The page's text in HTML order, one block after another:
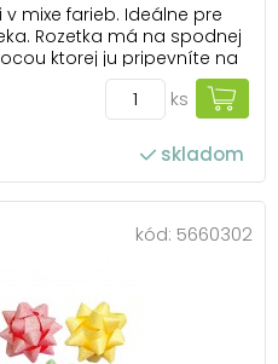
mixe farieb. Ideálne pre
Rozetka má na spodnej
ktorej ju pripevníte na
darček. Balenie: 100 ks
5 mm Farba: fialová, biela,
ks
skladom
kód: 5660302